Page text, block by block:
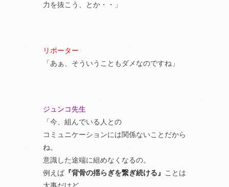
力を抜こう、とか・・」
リポーター
「あぁ、そういうこともダメなのですね」
ジュンコ先生
「今、組んでいる人との
コミュニケーションには関係ないことだから
ね。
意識した途端に組めなくなるの。
例えば 『背骨の揺らぎを繋ぎ続ける』
ことは